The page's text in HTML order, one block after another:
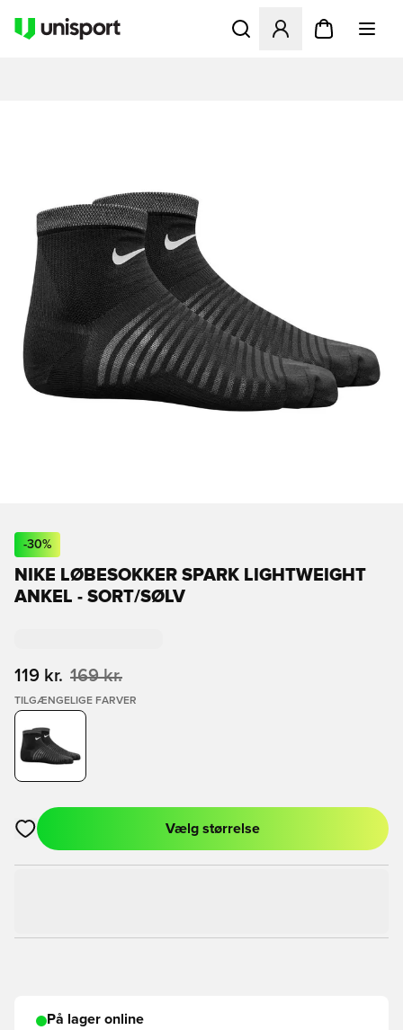
Åbner en Modal til at
-30%
NIKE LØBESOKKER SPARK LIGHTWEIGHT
ANKEL - SORT/SØLV
119 kr. 169 kr.
TILGÆNGELIGE FARVER
Åbner en Modal til at logge ind eller tilmelde dig som medlem
Vælg størrelse
På lager online